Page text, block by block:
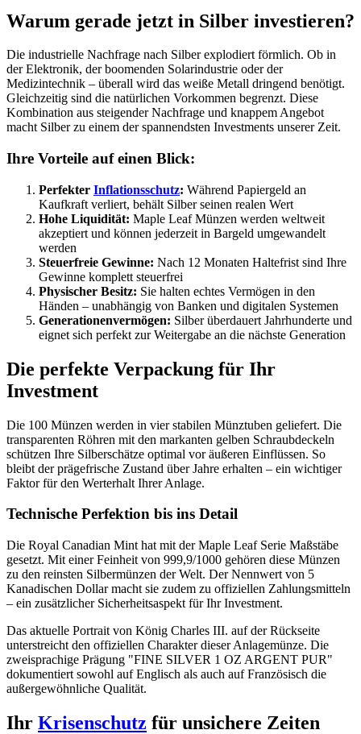
Warum gerade jetzt in Silber investieren?
Die industrielle Nachfrage nach Silber explodiert förmlich. Ob in
der Elektronik, der boomenden Solarindustrie oder der
Medizintechnik – überall wird das weiße Metall dringend benötigt.
Gleichzeitig sind die natürlichen Vorkommen begrenzt. Diese
Kombination aus steigender Nachfrage und knappem Angebot
macht Silber zu einem der spannendsten Investments unserer Zeit.
Ihre Vorteile auf einen Blick:
Perfekter Inflationsschutz: Während Papiergeld an
Kaufkraft verliert, behält Silber seinen realen Wert
Hohe Liquidität: Maple Leaf Münzen werden weltweit
akzeptiert und können jederzeit in Bargeld umgewandelt
werden
Steuerfreie Gewinne: Nach 12 Monaten Haltefrist sind Ihre
Gewinne komplett steuerfrei
Physischer Besitz: Sie halten echtes Vermögen in den
Händen – unabhängig von Banken und digitalen Systemen
Generationenvermögen: Silber überdauert Jahrhunderte und
eignet sich perfekt zur Weitergabe an die nächste Generation
Die perfekte Verpackung für Ihr
Investment
Die 100 Münzen werden in vier stabilen Münztuben geliefert. Die
transparenten Röhren mit den markanten gelben Schraubdeckeln
schützen Ihre Silberschätze optimal vor äußeren Einflüssen. So
bleibt der prägefrische Zustand über Jahre erhalten – ein wichtiger
Faktor für den Werterhalt Ihrer Anlage.
Technische Perfektion bis ins Detail
Die Royal Canadian Mint hat mit der Maple Leaf Serie Maßstäbe
gesetzt. Mit einer Feinheit von 999,9/1000 gehören diese Münzen
zu den reinsten Silbermünzen der Welt. Der Nennwert von 5
Kanadischen Dollar macht sie zudem zu offiziellen Zahlungsmitteln
– ein zusätzlicher Sicherheitsaspekt für Ihr Investment.
Das aktuelle Portrait von König Charles III. auf der Rückseite
unterstreicht den offiziellen Charakter dieser Anlagemünze. Die
zweisprachige Prägung "FINE SILVER 1 OZ ARGENT PUR"
dokumentiert sowohl auf Englisch als auch auf Französisch die
außergewöhnliche Qualität.
Ihr Krisenschutz für unsichere Zeiten